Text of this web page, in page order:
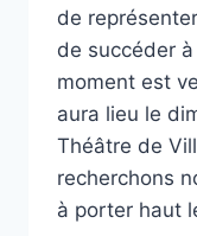
de
de succéder
moment est
aura lieu le
Théâtre de
recherchons
à porter haut